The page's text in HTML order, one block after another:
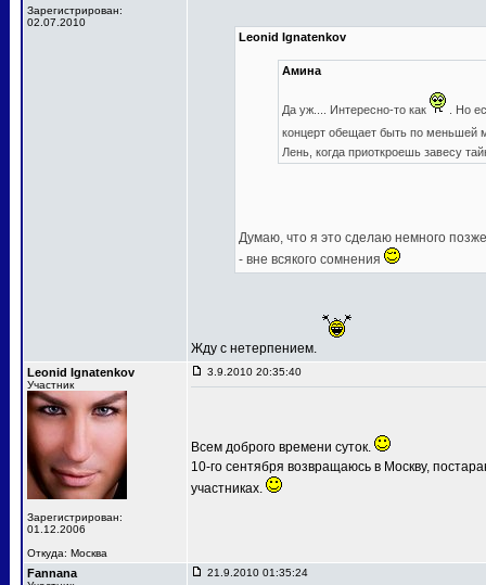
Зарегистрирован:
02.07.2010
Leonid Ignatenkov
Амина
Да уж.... Интересно-то как
. Но
концерт обещает быть по меньшей
Лень, когда приоткроешь завесу
Думаю, что я это сделаю немного
- вне всякого сомнения
Жду с нетерпением.
Leonid Ignatenkov
Участник
Зарегистрирован:
01.12.2006
Откуда: Москва
3.9.2010 20:35:40
Всем доброго времени суток.
10-го сентября возвращаюсь в Москву,
участниках.
Fannana 21.9.2010 01:35:24